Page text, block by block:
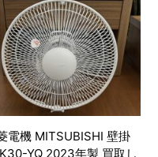
電機 MITSUBISHI 壁掛
YQ 2023年製 買取し